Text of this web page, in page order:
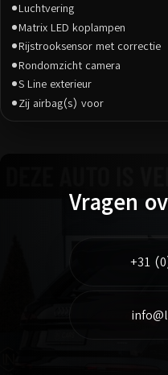
Luchtvering
Matrix LED koplampen
Rijstrooksensor met correctie
Rondomzicht camera
S Line exterieur
Zij airbag(s) voor
Vragen
+31